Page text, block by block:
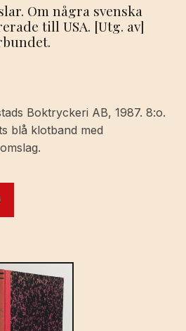
Om några svenska
till USA. [Utg. av]
Boktryckeri AB, 1987. 8:o.
blå klotband med